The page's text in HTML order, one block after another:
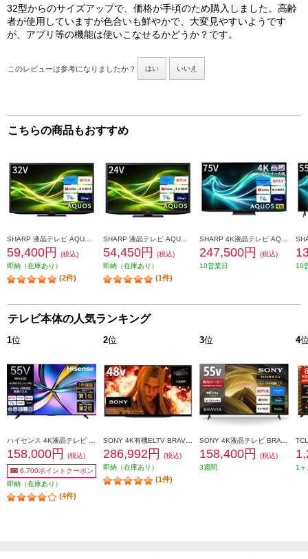
32型からのサイズアップで、価格が手頃のため購入しました。高齢
者が使用していますが色合いも鮮やかで、大変見やすいようです
が、アプリ等の機能は使いこなせるかどうか？です。
このレビューは参考になりましたか？ はい いいえ
こちらの商品もおすすめ
59,400円
(税込)
即納（在庫あり）
(2件)
54,450円
(税込)
即納（在庫あり）
(1件)
247,500円
(税込)
10営業日
10
テレビ本体の人気ランキング
1位
158,000円
(税込)
6,700ポイントクーポン
即納（在庫あり）
(4件)
2位
286,992円
(税込)
即納（在庫あり）
(1件)
3位
158,400円
(税込)
3週間
4
1ヶ